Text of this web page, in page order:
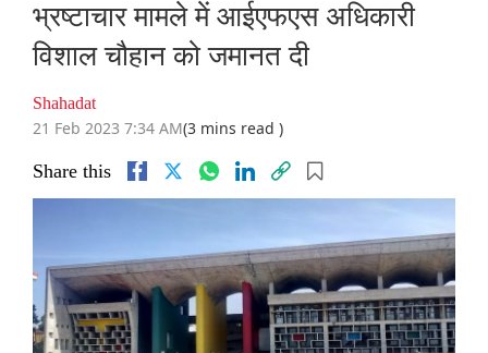
भ्रष्टाचार मामले में आईएफएस अधिकारी
विशाल चौहान को जमानत दी
Shahadat
21 Feb 2023 7:34 AM(3 mins read )
Share this